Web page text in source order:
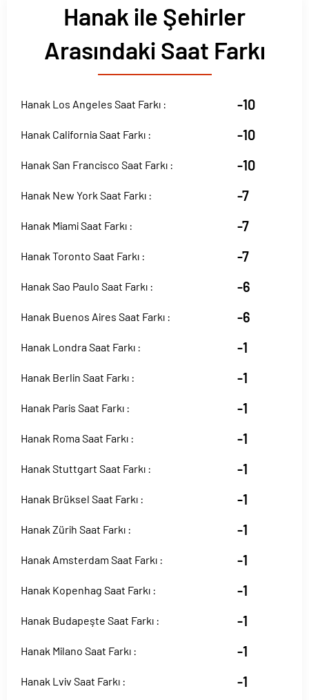
Hanak ile Şehirler
Arasındaki Saat Farkı
Hanak Los Angeles Saat Farkı : -10
Hanak California Saat Farkı : -10
Hanak San Francisco Saat Farkı : -10
Hanak New York Saat Farkı : -7
Hanak Miami Saat Farkı : -7
Hanak Toronto Saat Farkı : -7
Hanak Sao Paulo Saat Farkı : -6
Hanak Buenos Aires Saat Farkı : -6
Hanak Londra Saat Farkı : -1
Hanak Berlin Saat Farkı : -1
Hanak Paris Saat Farkı : -1
Hanak Roma Saat Farkı : -1
Hanak Stuttgart Saat Farkı : -1
Hanak Brüksel Saat Farkı : -1
Hanak Zürih Saat Farkı : -1
Hanak Amsterdam Saat Farkı : -1
Hanak Kopenhag Saat Farkı : -1
Hanak Budapeşte Saat Farkı : -1
Hanak Milano Saat Farkı : -1
Hanak Lviv Saat Farkı : -1